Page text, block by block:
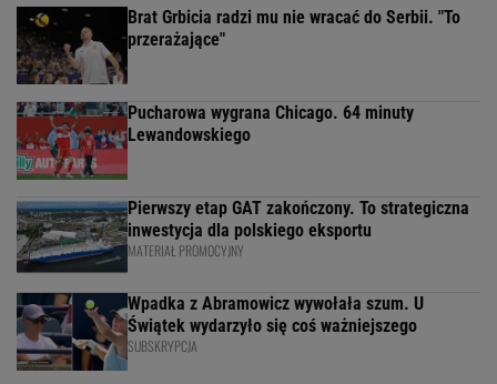
Brat Grbicia radzi mu nie wracać do Serbii. "To
przerażające"
Pucharowa wygrana Chicago. 64 minuty
Lewandowskiego
Pierwszy etap GAT zakończony. To strategiczna
inwestycja dla polskiego eksportu
MATERIAŁ PROMOCYJNY
Wpadka z Abramowicz wywołała szum. U
Świątek wydarzyło się coś ważniejszego
SUBSKRYPCJA